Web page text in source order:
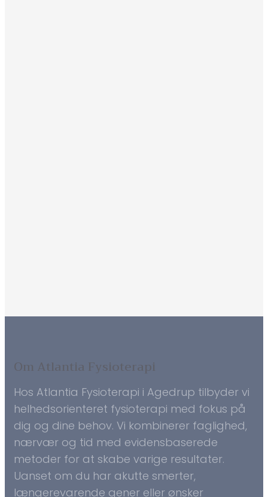
Om Atlantia Fysioterapi
Hos Atlantia Fysioterapi i Agedrup tilbyder vi
helhedsorienteret fysioterapi med fokus på
dig og dine behov. Vi kombinerer faglighed,
nærvær og tid med evidensbaserede
metoder for at skabe varige resultater.
Uanset om du har akutte smerter,
længerevarende gener eller ønsker